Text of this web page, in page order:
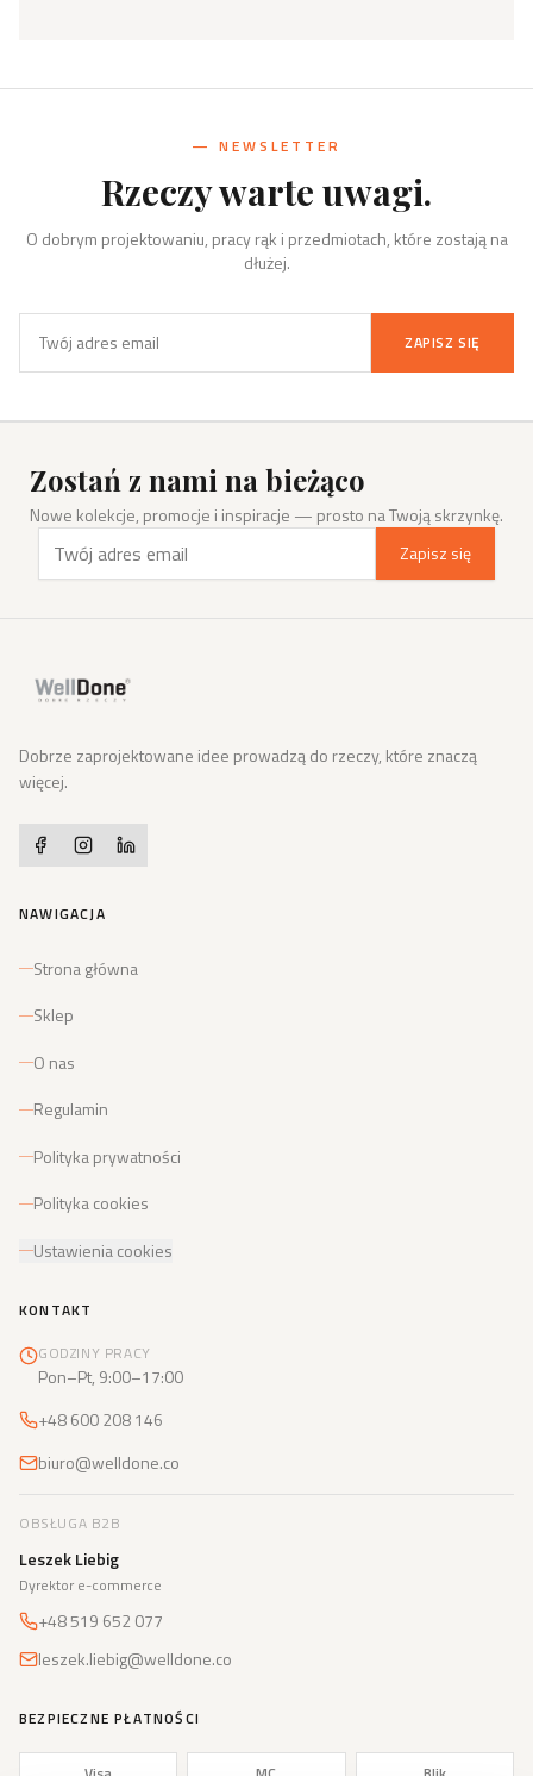
— NEWSLETTER
Rzeczy warte uwagi.
O dobrym projektowaniu, pracy rąk i przedmiotach, które zostają na
dłużej.
ZAPISZ SIĘ
Zostań z nami na bieżąco
Nowe kolekcje, promocje i inspiracje — prosto na Twoją skrzynkę.
Zapisz się
Dobrze zaprojektowane idee prowadzą do rzeczy, które znaczą
więcej.
NAWIGACJA
Strona główna
Sklep
O nas
Regulamin
Polityka prywatności
Polityka cookies
Ustawienia cookies
KONTAKT
GODZINY PRACY
Pon–Pt, 9:00–17:00
+48 600 208 146
biuro@welldone.co
OBSŁUGA B2B
Leszek Liebig
Dyrektor e-commerce
+48 519 652 077
leszek.liebig@welldone.co
BEZPIECZNE PŁATNOŚCI